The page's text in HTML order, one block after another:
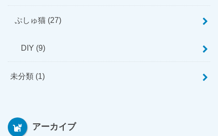
ぷしゅ猫 (27)
DIY (9)
未分類 (1)
アーカイブ